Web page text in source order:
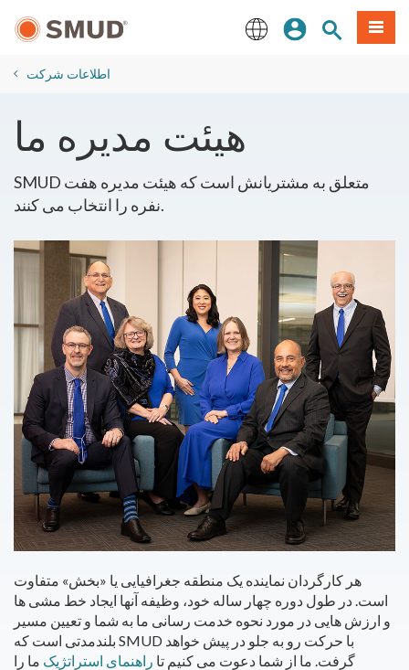
اصلی
ورودسایتمنو
اطلاعات شرکت
هیئت مدیره ما
SMUD متعلق به مشتریانش است که هیئت مدیره هفت
نفره را انتخاب می کنند.
هر کارگردان نماینده یک منطقه جغرافیایی یا «بخش» متفاوت
است. در طول دوره چهار ساله خود، وظیفه آنها ایجاد خط مشی ها
و ارزش هایی در مورد نحوه خدمت رسانی ما به شما و تعیین مسیر
بلندمدتی است که SMUD با حرکت رو به جلو در پیش خواهد
گرفت. ما از شما دعوت می کنیم تا راهنمای استراتژیک ما را